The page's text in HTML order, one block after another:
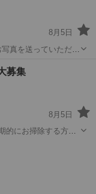
8月5日
真を送っていただい
募集
8月5日
的にお掃除する方